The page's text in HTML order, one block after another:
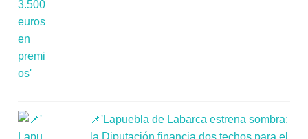
📌'Lapuebla de Labarca estrena sombra: